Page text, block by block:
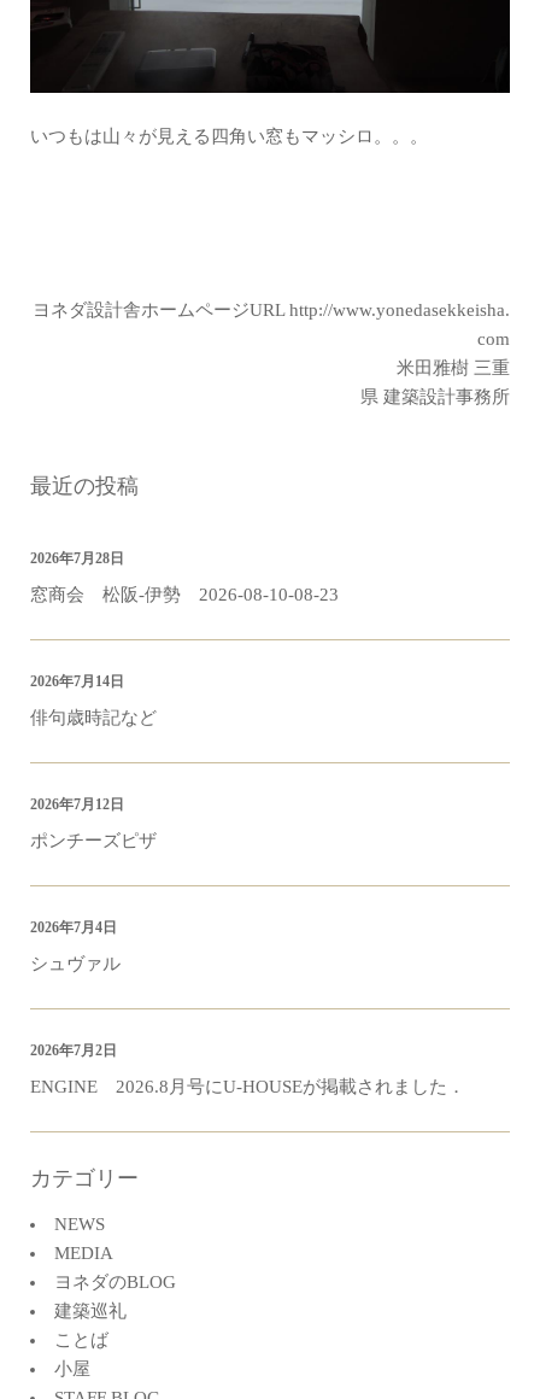
いつもは山々が見える四角い窓もマッシロ。。。
ヨネダ設計舎ホームページURLhttp://www.yonedasekkeisha.
com
米田雅樹 三重
県 建築設計事務所
最近の投稿
窓商会 松阪-伊勢 2026-08-10-08-23
2026年7月28日
俳句歳時記など
2026年7月14日
ポンチーズピザ
2026年7月12日
シュヴァル
2026年7月4日
ENGINE 2026.8月号にU-HOUSEが掲載されました．
2026年7月2日
カテゴリー
NEWS
MEDIA
ヨネダのBLOG
建築巡礼
ことば
小屋